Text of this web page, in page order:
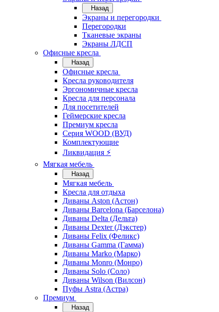
Назад
Экраны и перегородки
Перегородки
Тканевые экраны
Экраны ЛДСП
Офисные кресла
Назад
Офисные кресла
Кресла руководителя
Эргономичные кресла
Кресла для персонала
Для посетителей
Геймерские кресла
Премиум кресла
Серия WOOD (ВУД)
Комплектующие
Ликвидация ⚡
Мягкая мебель
Назад
Мягкая мебель
Кресла для отдыха
Диваны Aston (Астон)
Диваны Barcelona (Барселона)
Диваны Delta (Дельта)
Диваны Dexter (Дэкстер)
Диваны Felix (Феликс)
Диваны Gamma (Гамма)
Диваны Marko (Марко)
Диваны Monro (Монро)
Диваны Solo (Соло)
Диваны Wilson (Вилсон)
Пуфы Astra (Астра)
Премиум
Назад